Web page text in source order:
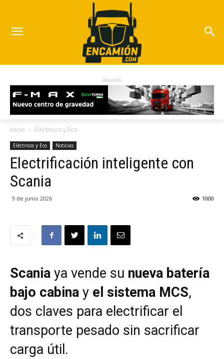
Anuncio
Inicio Eléctricos y Eco
Eléctricos y Eco Noticias
Electrificación inteligente con
Scania
9 de junio 2026 1000
Scania ya vende su nueva batería
bajo cabina y el sistema MCS,
dos claves para electrificar el
transporte pesado sin sacrificar
carga útil.